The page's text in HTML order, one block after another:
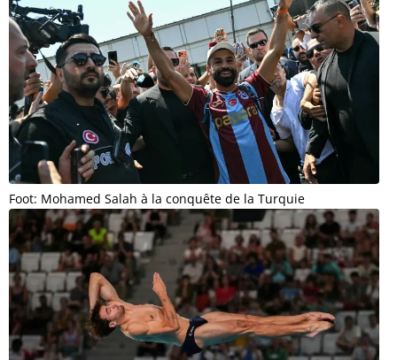
Foot: Mohamed Salah à la conquête de la Turquie